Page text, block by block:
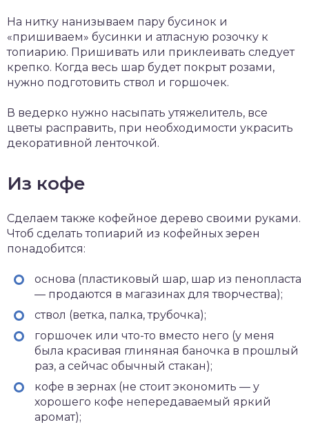
На нитку нанизываем пару бусинок и
«пришиваем» бусинки и атласную розочку к
топиарию. Пришивать или приклеивать следует
крепко. Когда весь шар будет покрыт розами,
нужно подготовить ствол и горшочек.
В ведерко нужно насыпать утяжелитель, все
цветы расправить, при необходимости украсить
декоративной ленточкой.
Из кофе
Сделаем также кофейное дерево своими руками.
Чтоб сделать топиарий из кофейных зерен
понадобится:
основа (пластиковый шар, шар из пенопласта
— продаются в магазинах для творчества);
ствол (ветка, палка, трубочка);
горшочек или что-то вместо него (у меня
была красивая глиняная баночка в прошлый
раз, а сейчас обычный стакан);
кофе в зернах (не стоит экономить — у
хорошего кофе непередаваемый яркий
аромат);